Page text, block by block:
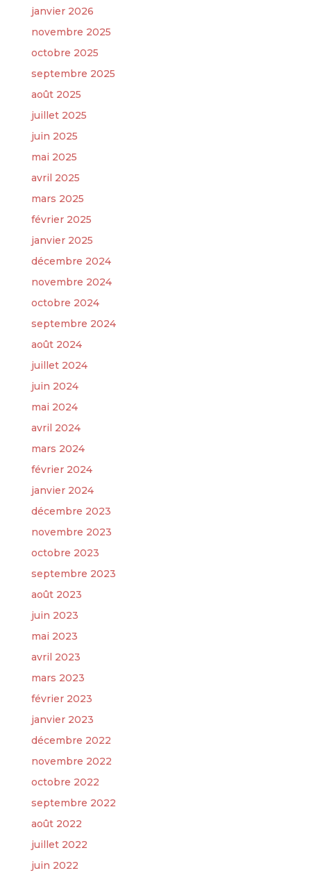
janvier 2026
novembre 2025
octobre 2025
septembre 2025
août 2025
juillet 2025
juin 2025
mai 2025
avril 2025
mars 2025
février 2025
janvier 2025
décembre 2024
novembre 2024
octobre 2024
septembre 2024
août 2024
juillet 2024
juin 2024
mai 2024
avril 2024
mars 2024
février 2024
janvier 2024
décembre 2023
novembre 2023
octobre 2023
septembre 2023
août 2023
juin 2023
mai 2023
avril 2023
mars 2023
février 2023
janvier 2023
décembre 2022
novembre 2022
octobre 2022
septembre 2022
août 2022
juillet 2022
juin 2022